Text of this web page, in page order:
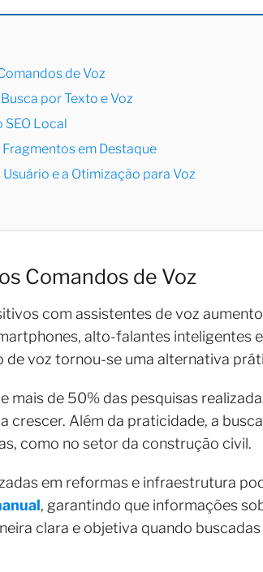
de Voz
por Texto e Voz
Local
em Destaque
e a Otimização para Voz
Comandos de Voz
com assistentes de voz
alto-falantes inteligentes
de voz tornou-se uma alternativa
mais de 50% das pesquisas
crescer. Além da praticidade, a
como no setor da construção civil.
em reformas e infraestrutura
, garantindo que informações
clara e objetiva quando